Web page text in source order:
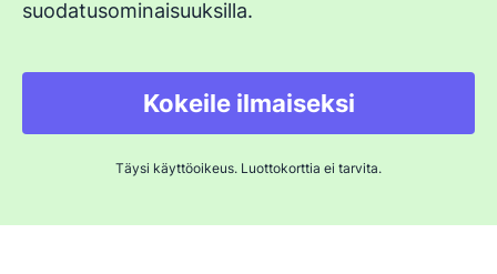
suodatusominaisuuksilla.
Kokeile ilmaiseksi
Täysi käyttöoikeus. Luottokorttia ei tarvita.